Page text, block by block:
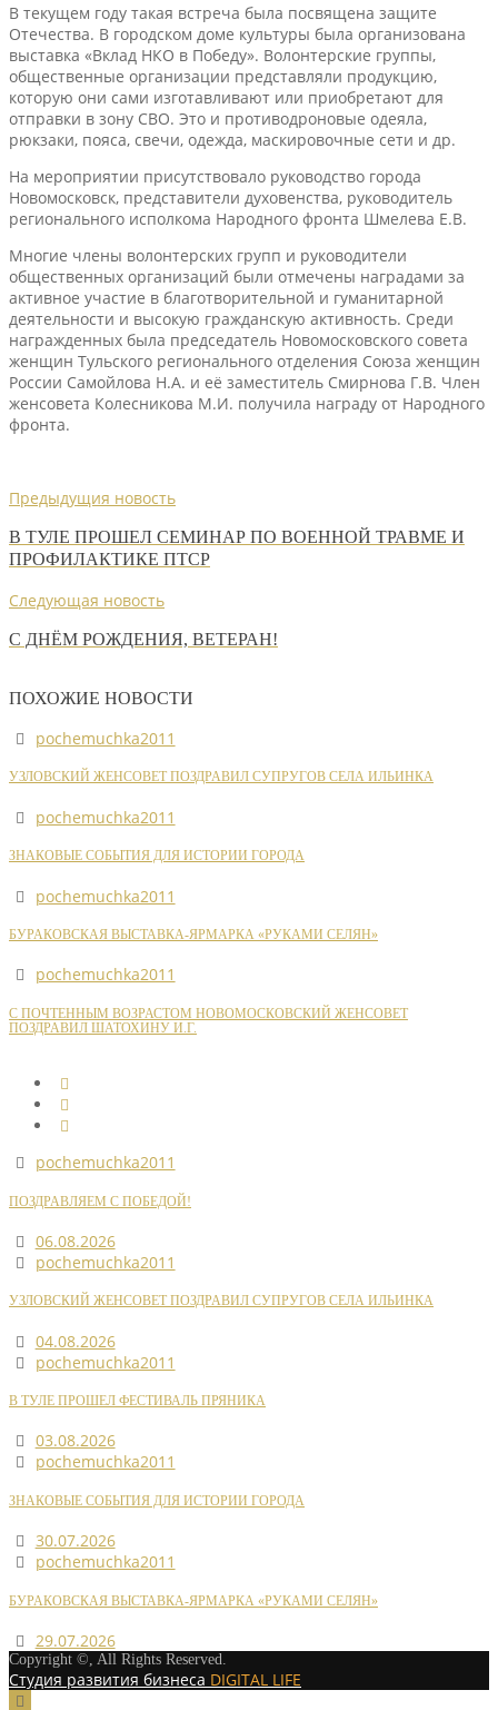
В текущем году такая встреча была посвящена защите
Отечества. В городском доме культуры была организована
выставка «Вклад НКО в Победу». Волонтерские группы,
общественные организации представляли продукцию,
которую они сами изготавливают или приобретают для
отправки в зону СВО. Это и противодроновые одеяла,
рюкзаки, пояса, свечи, одежда, маскировочные сети и др.
На мероприятии присутствовало руководство города
Новомосковск, представители духовенства, руководитель
регионального исполкома Народного фронта Шмелева Е.В.
Многие члены волонтерских групп и руководители
общественных организаций были отмечены наградами за
активное участие в благотворительной и гуманитарной
деятельности и высокую гражданскую активность. Среди
награжденных была председатель Новомосковского совета
женщин Тульского регионального отделения Союза женщин
России Самойлова Н.А. и её заместитель Смирнова Г.В. Член
женсовета Колесникова М.И. получила награду от Народного
фронта.
Предыдущия новость
В ТУЛЕ ПРОШЕЛ СЕМИНАР ПО ВОЕННОЙ ТРАВМЕ И
ПРОФИЛАКТИКЕ ПТСР
Следующая новость
С ДНЁМ РОЖДЕНИЯ, ВЕТЕРАН!
ПОХОЖИЕ НОВОСТИ
pochemuchka2011
УЗЛОВСКИЙ ЖЕНСОВЕТ ПОЗДРАВИЛ СУПРУГОВ СЕЛА ИЛЬИНКА
pochemuchka2011
ЗНАКОВЫЕ СОБЫТИЯ ДЛЯ ИСТОРИИ ГОРОДА
pochemuchka2011
БУРАКОВСКАЯ ВЫСТАВКА-ЯРМАРКА «РУКАМИ СЕЛЯН»
pochemuchka2011
С ПОЧТЕННЫМ ВОЗРАСТОМ НОВОМОСКОВСКИЙ ЖЕНСОВЕТ
ПОЗДРАВИЛ ШАТОХИНУ И.Г.
pochemuchka2011
ПОЗДРАВЛЯЕМ С ПОБЕДОЙ!
06.08.2026
pochemuchka2011
УЗЛОВСКИЙ ЖЕНСОВЕТ ПОЗДРАВИЛ СУПРУГОВ СЕЛА ИЛЬИНКА
04.08.2026
pochemuchka2011
В ТУЛЕ ПРОШЕЛ ФЕСТИВАЛЬ ПРЯНИКА
03.08.2026
pochemuchka2011
ЗНАКОВЫЕ СОБЫТИЯ ДЛЯ ИСТОРИИ ГОРОДА
30.07.2026
pochemuchka2011
БУРАКОВСКАЯ ВЫСТАВКА-ЯРМАРКА «РУКАМИ СЕЛЯН»
29.07.2026
Copyright ©, All Rights Reserved.
Студия развития бизнеса DIGITAL LIFE